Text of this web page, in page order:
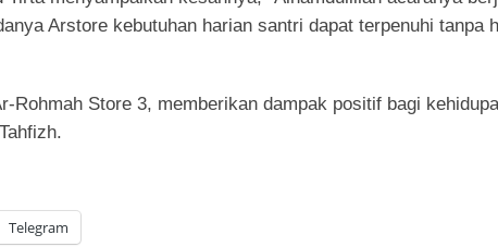
Arstore kebutuhan harian santri dapat terpenuhi tanpa
Rohmah Store 3, memberikan dampak positif bagi
Telegram